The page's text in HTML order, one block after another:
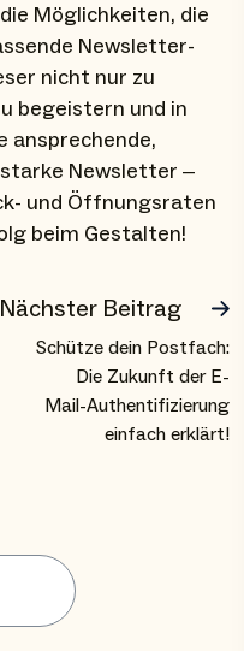
Möglichkeiten, die
Newsletter-
nicht nur zu
begeistern und in
ansprechende,
Newsletter –
und Öffnungsraten
beim Gestalten!
Nächster Beitrag
Schütze dein Postfach:
Die Zukunft der E-
Mail-Authentifizierung
einfach erklärt!